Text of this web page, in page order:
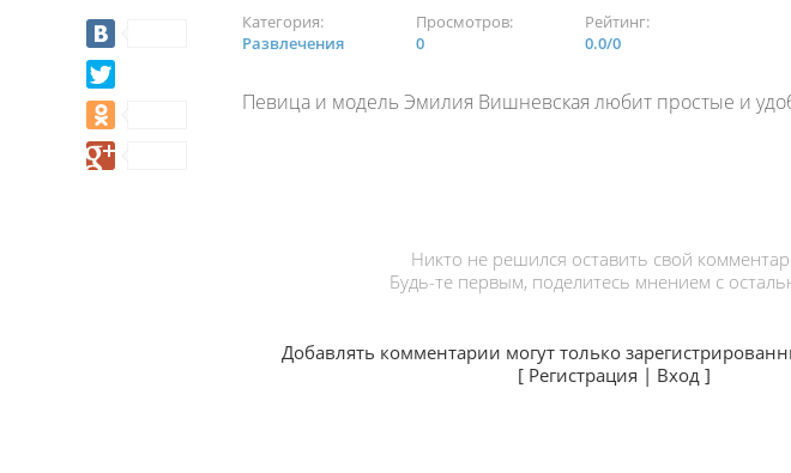
Категория:
Развлечения
Просмотров:
0
Рейтинг:
0.0/0
Певица и модель Эмилия Вишневская любит простые и
Никто не решился оставить свой
Будь-те первым, поделитесь мнением с
Добавлять комментарии могут только
[ Регистрация | Вход]